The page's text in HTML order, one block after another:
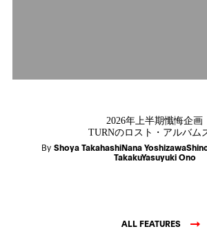
2026年上半期懺悔企画
TURNのロスト・アルバム
By Shoya TakahashiNana
TakakuYasuyuki Ono
ALL FEATURES